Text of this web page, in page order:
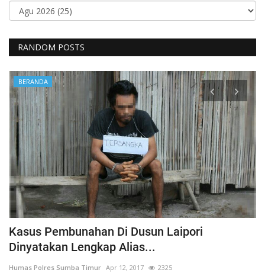
RANDOM POSTS
BERANDA
Kasus Pembunahan Di Dusun Laipori
Dinyatakan Lengkap Alias...
Humas Polres Sumba Timur Apr 12, 2017 2325